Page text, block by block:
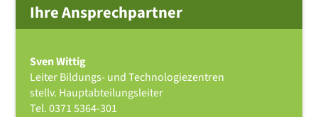
Ihre Ansprechpartner
Sven Wittig
Leiter Bildungs- und Technologiezentren
stellv. Hauptabteilungsleiter
Tel.0371 5364-301